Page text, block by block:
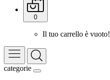
0
Il tuo carrello è vuoto!
categorie